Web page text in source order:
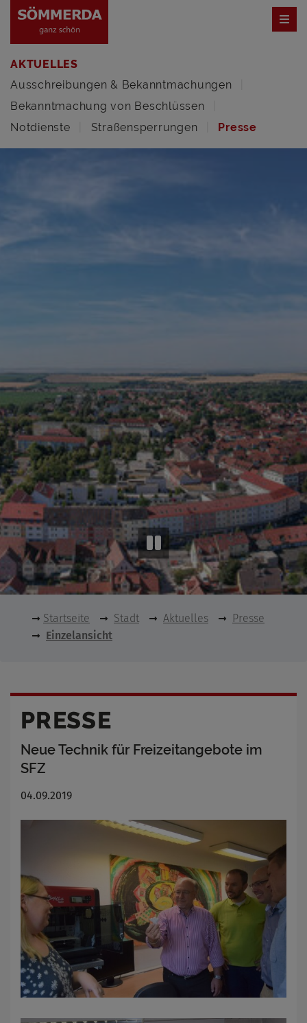
AKTUELLES
Ausschreibungen & Bekanntmachungen
Bekanntmachung von Beschlüssen
Notdienste
Straßensperrungen Presse
Startseite Stadt Aktuelles
Presse
Einzelansicht
PRESSE
Neue Technik für Freizeitangebote im
SFZ
04.09.2019